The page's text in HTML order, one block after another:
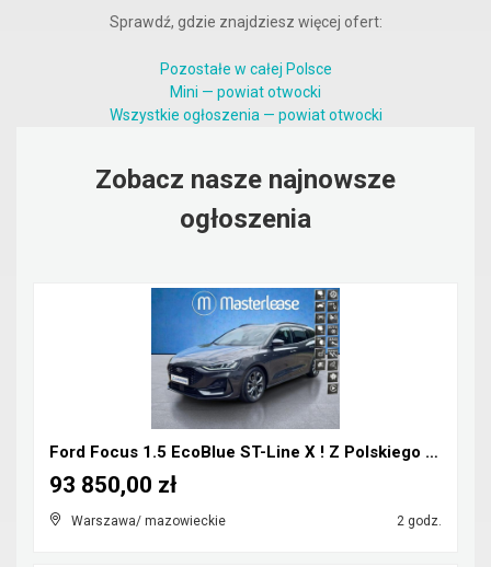
Sprawdź, gdzie znajdziesz więcej ofert:
Pozostałe w całej Polsce
Mini — powiat otwocki
Wszystkie ogłoszenia — powiat otwocki
Zobacz nasze najnowsze
ogłoszenia
Ford Focus 1.5 EcoBlue ST-Line X ! Z Polskiego Sa...
Warszawa/ mazowieckie 2 godz.
93 850,00 zł